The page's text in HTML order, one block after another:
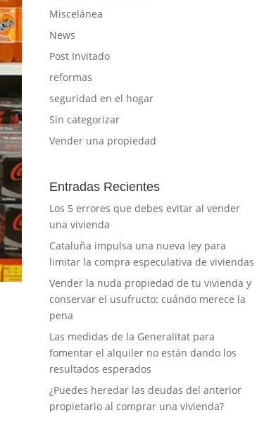
Miscelánea
News
Post Invitado
reformas
seguridad en el hogar
Sin categorizar
Vender una propiedad
Entradas Recientes
Los 5 errores que debes evitar al vender
una vivienda
Cataluña impulsa una nueva ley para
limitar la compra especulativa de viviendas
Vender la nuda propiedad de tu vivienda y
conservar el usufructo: cuándo merece la
pena
Las medidas de la Generalitat para
fomentar el alquiler no están dando los
resultados esperados
¿Puedes heredar las deudas del anterior
propietario al comprar una vivienda?